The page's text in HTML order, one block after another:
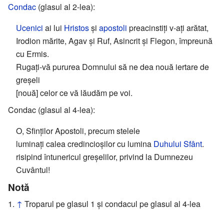
Condac (glasul al 2-lea):
Ucenici ai lui Hristosşi apostoli preacinstiţi v-aţi arătat,
Irodion mărite, Agav și Ruf, Asincrit şi Flegon, împreună
cu Ermis.
Rugaţi-vă pururea Domnului să ne dea nouă iertare de
greșeli
[nouă] celor ce vă lăudăm pe voi.
Condac (glasul al 4-lea):
O, Sfinților Apostoli, precum stelele
luminați calea credincioșilor cu lumina Duhului Sfânt.
risipind întunericul greșelilor, privind la Dumnezeu
Cuvântul!
Notă
↑ Troparul pe glasul 1 și condacul pe glasul al 4-lea